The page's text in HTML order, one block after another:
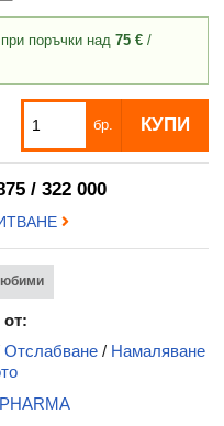
поръчки над 75 € /
бр. КУПИ
/ 322 000
Отслабване / Намаляване